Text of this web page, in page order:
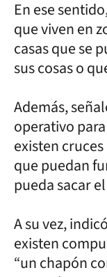
En ese
que viven en
casas que se
sus cosas o
Además,
operativo
existen
que puedan
pueda sacar el
A su vez,
existen
“un chapón